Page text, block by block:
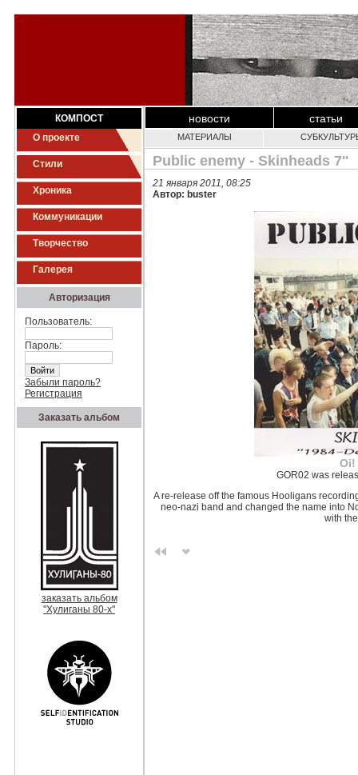
КОМПОСТ
О проекте
Стили
Хроника
Коммуникации
Творчество
Галерея
Авторизация
Пользователь:
Пароль:
Забыли пароль?
Регистрация
Заказать альбом
заказать альбом
"Хулиганы 80-х"
новости статьи
МАТЕРИАЛЫ
Public enemy - Skinheads 7''
21 января 2011, 08:25
Автор: buster
Oi!
GOR02 was
A re-release off the famous Hooligans
neo-nazi band and changed the name into
with